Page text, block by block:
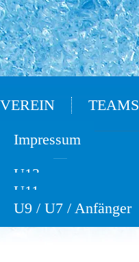
VEREIN TEAMS
Oldies
U13
U11
U9 / U7 / Anfänger
Impressum